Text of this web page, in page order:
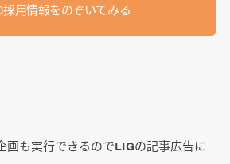
採用情報をのぞいてみる
画も実行できるのでLIGの記事広告に